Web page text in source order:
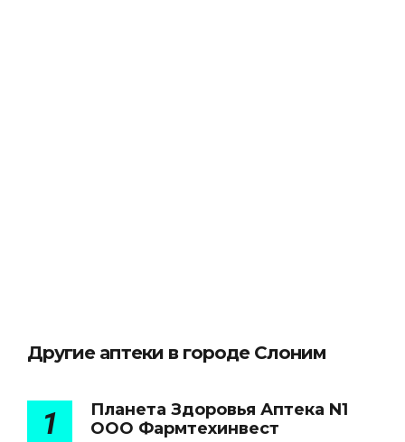
Другие аптеки в городе Слоним
1
Планета Здоровья Аптека N1
ООО Фармтехинвест